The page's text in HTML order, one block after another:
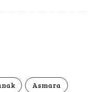
Asmara